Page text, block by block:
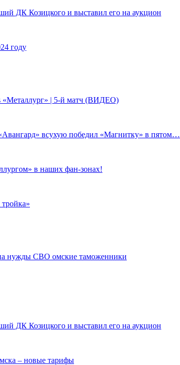
ДК Козицкого и выставил его на аукцион
году
«Металлург» | 5-й матч (ВИДЕО)
всухую победил «Магнитку» в пятом…
в наших фан-зонах!
нужды СВО омские таможенники
ДК Козицкого и выставил его на аукцион
– новые тарифы